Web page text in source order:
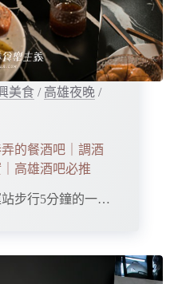
美食 / 高雄夜晚 /
的餐酒吧｜調酒
高雄酒吧必推
步行5分鐘的一…